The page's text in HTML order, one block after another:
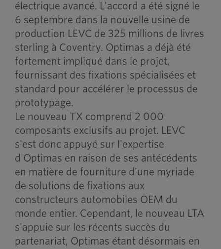
électrique avancé. L'accord a été signé le
6 septembre dans la nouvelle usine de
production LEVC de 325 millions de livres
sterling à Coventry. Optimas a déjà été
fortement impliqué dans le projet,
fournissant des fixations spécialisées et
standard pour accélérer le processus de
prototypage.
Le nouveau TX comprend 2 000
composants exclusifs au projet. LEVC
s'est donc appuyé sur l'expertise
d'Optimas en raison de ses antécédents
en matière de fourniture d'une myriade
de solutions de fixations aux
constructeurs automobiles OEM du
monde entier. Cependant, le nouveau LTA
s'appuie sur les récents succès du
partenariat, Optimas étant désormais en